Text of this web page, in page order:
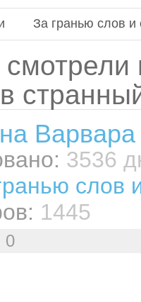
За гранью слов и
Варвара
3536
слов
1445
0